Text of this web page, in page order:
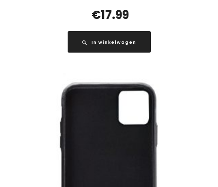
€17.99
In winkelwagen